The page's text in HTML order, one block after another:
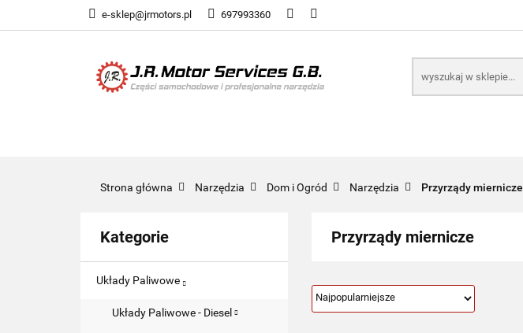
e-sklep@jrmotors.pl 697993360
UKŁADY PALIWOWE
KOMPONENTY ELEKTRONICZNE B2B
Strona główna Narzędzia Dom i Ogród Narzędzia Przyrządy miernicze
Kategorie
Układy Paliwowe
Układy Paliwowe - Diesel
Przyrządy miernicze